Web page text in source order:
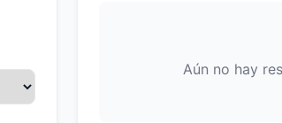
Aún no hay